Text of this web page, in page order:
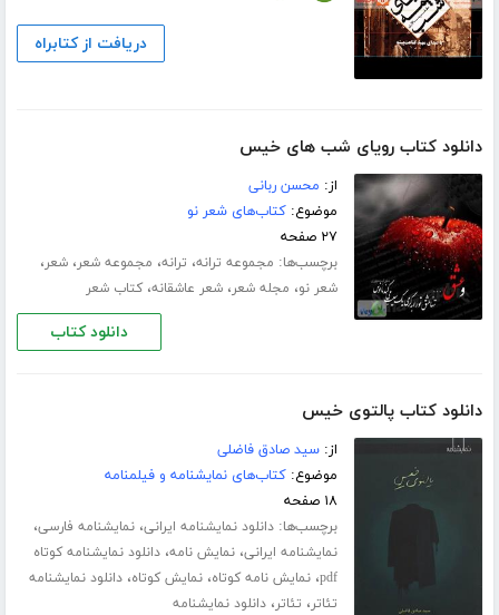
دریافت از کتابراه
دانلود کتاب رویای شب های خیس
از: محسن ربانی
موضوع:کتاب‌های شعر نو
۲۷ صفحه
برچسب‌ها: مجموعه ترانه، ترانه، مجموعه شعر،شعر،
شعر نو، مجله شعر،شعر عاشقانه،کتاب شعر
دانلود کتاب
دانلود کتاب پالتوی خیس
از:سید صادق فاضلی
موضوع:کتاب‌های نمایشنامه و فیلمنامه
۱۸ صفحه
برچسب‌ها:دانلود نمایشنامه ایرانی،نمایشنامه فارسی،
نمایشنامه ایرانی،نمایش نامه،دانلود نمایشنامه کوتاه
pdf،نمایش نامه کوتاه،نمایش کوتاه،دانلود نمایشنامه
تئاتر، تئاتر،دانلود نمایشنامه